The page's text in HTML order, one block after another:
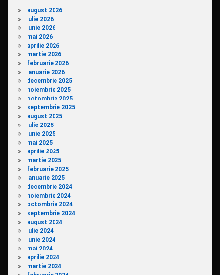
august 2026
iulie 2026
iunie 2026
mai 2026
aprilie 2026
martie 2026
februarie 2026
ianuarie 2026
decembrie 2025
noiembrie 2025
octombrie 2025
septembrie 2025
august 2025
iulie 2025
iunie 2025
mai 2025
aprilie 2025
martie 2025
februarie 2025
ianuarie 2025
decembrie 2024
noiembrie 2024
octombrie 2024
septembrie 2024
august 2024
iulie 2024
iunie 2024
mai 2024
aprilie 2024
martie 2024